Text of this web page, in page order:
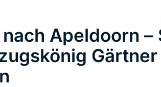
Apeldoorn –